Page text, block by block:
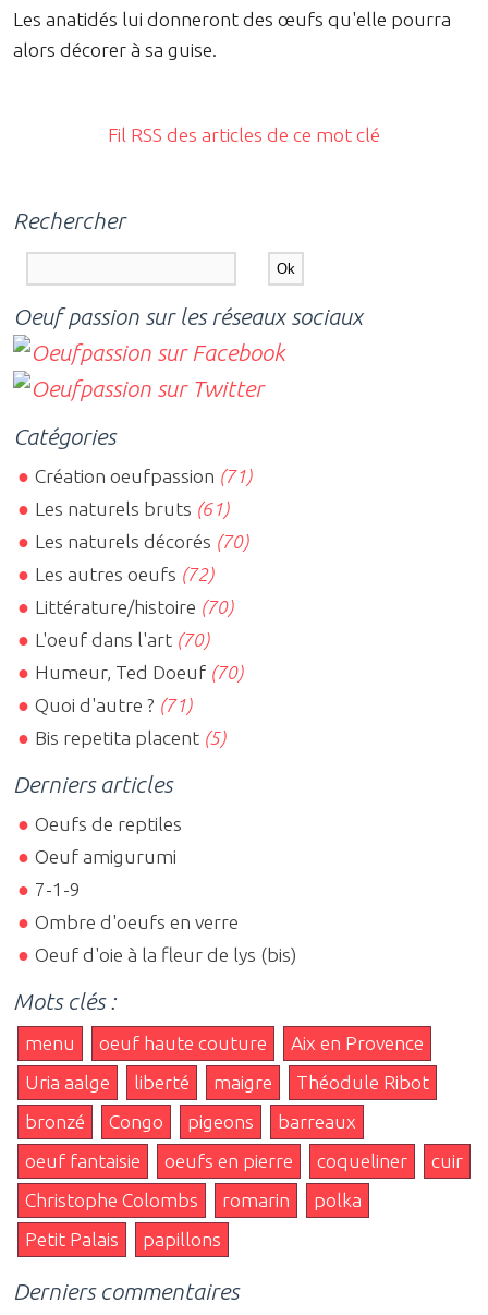
Les anatidés lui donneront des œufs qu'elle pourra
alors décorer à sa guise.
Fil RSS des articles de ce mot clé
Rechercher
Oeuf passion sur les réseaux sociaux
Catégories
Création oeufpassion (71)
Les naturels bruts (61)
Les naturels décorés (70)
Les autres oeufs (72)
Littérature/histoire (70)
L'oeuf dans l'art (70)
Humeur, Ted Doeuf (70)
Quoi d'autre ? (71)
Bis repetita placent (5)
Derniers articles
Oeufs de reptiles
Oeuf amigurumi
7-1-9
Ombre d'oeufs en verre
Oeuf d'oie à la fleur de lys (bis)
Mots clés :
menu oeuf haute couture
Aix en Provence
Uria aalge
liberté maigre
Théodule Ribot
bronzé
Congo pigeons
barreaux
oeuf fantaisie
oeufs en pierre coqueliner
cuir
Christophe Colombs
romarin
polka
Petit Palais
papillons
Derniers commentaires